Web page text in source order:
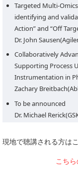
Targeted Multi-
identifying and
Action” and “Off
Dr. John
Collaboratively
Supporting Process
Instrumentation in
Zachary
To be announced
Dr. Michael
現地で聴講される方は
こちら